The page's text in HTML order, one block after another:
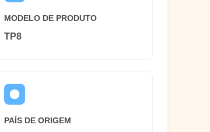
MODELO DE PRODUTO
TP8
PAÍS DE ORIGEM